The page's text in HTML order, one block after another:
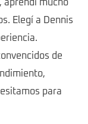
aprendí mucho
Elegí a Dennis
de
para